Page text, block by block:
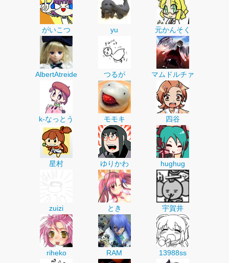
がいこつ yu 元かんそく
AlbertAtreide つるが マムドルチァ
k-なっとう モモキ 四谷
星村 ゆりかわ hughug
zuizi とき 宇賀井
riheko RAM 13988ss